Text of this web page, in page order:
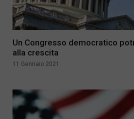
Un Congresso democratico
alla crescita
11 Gennaio 2021